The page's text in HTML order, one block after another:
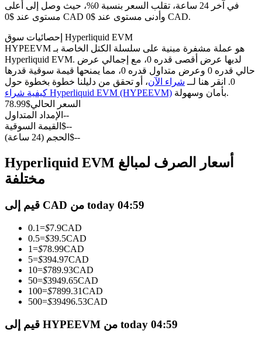
العقود الآجلة USDC
العقود الآجلة باستخدام USDC كضمان
انضم إلى أفضل المتداولين
كن متداول نسخ
في آخر 24 ساعة، تقلب السعر بنسبة 0%، حيث وصل إلى أعلى
مستوى عند $0 CAD وأدنى مستوى عند $0 CAD.
إحصائيات سوق Hyperliquid EVM
HYPEEVM هو عملة مشفرة مبنية على سلسلة الكتل الخاصة بـ
Hyperliquid EVM. لديها عرض أقصى قدره 0، مع إجمالي عرض
حالي قدره 0 وعرض متداول قدره 0، مما يمنحها قيمة سوقية قدرها
0. انقر هنا لــ
شراء الآن، أو تحقق من دليلنا خطوة بخطوة حول
كيفية شراء Hyperliquid EVM (HYPEEVM)
بأمان وسهولة.
السعر الحالي$
78.99
الإمداد المتداول --
القيمة السوقية $--
الحجم (24 ساعة) $--
Hyperliquid EVM أسعار الصرف لمبالغ
مختلفة
قيم إلى CAD من today 04:59
0.1=$7.9CAD
0.5=$39.5CAD
1=$78.99CAD
5=$394.97CAD
10=$789.93CAD
50=$3949.65CAD
100=$7899.31CAD
500=$39496.53CAD
قيم إلى HYPEEVM من today 04:59